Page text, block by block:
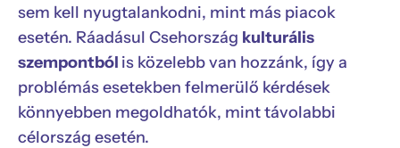
sem kell nyugtalankodni, mint más piacok
esetén. Ráadásul Csehország kulturális
szempontból is közelebb van hozzánk, így a
problémás esetekben felmerülő kérdések
könnyebben megoldhatók, mint távolabbi
célország esetén.